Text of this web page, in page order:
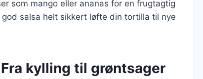
som mango eller ananas for en frugtagtig
salsa helt sikkert løfte din tortilla til nye
kylling til grøntsager